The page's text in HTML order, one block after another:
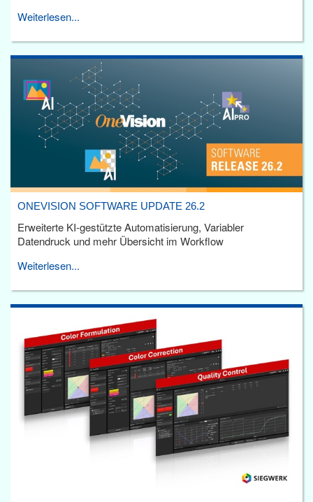
Weiterlesen...
ONEVISION SOFTWARE UPDATE 26.2
Erweiterte KI-gestützte Automatisierung, Variabler
Datendruck und mehr Übersicht im Workflow
Weiterlesen...